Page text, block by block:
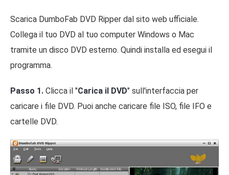
Scarica DumboFab DVD Ripper dal sito web ufficiale.
Collega il tuo DVD al tuo computer Windows o Mac
tramite un disco DVD esterno. Quindi installa ed esegui il
programma.
Passo 1. Clicca il "Carica il DVD" sull'interfaccia per
caricare i file DVD. Puoi anche caricare file ISO, file IFO e
cartelle DVD.